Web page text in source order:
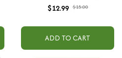
$12.99 $15.00
ADD TO CART